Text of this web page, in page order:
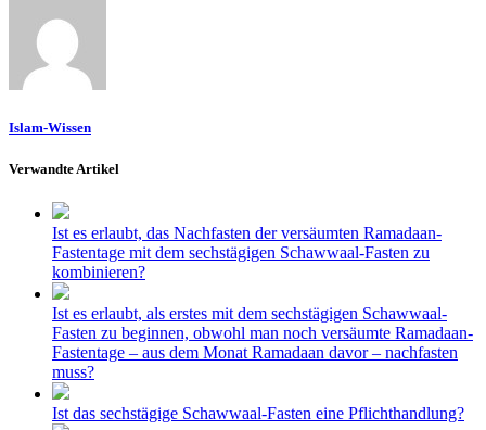
Islam-Wissen
Verwandte Artikel
Ist es erlaubt, das Nachfasten der versäumten Ramadaan-
Fastentage mit dem sechstägigen Schawwaal-Fasten zu
kombinieren?
Ist es erlaubt, als erstes mit dem sechstägigen Schawwaal-
Fasten zu beginnen, obwohl man noch versäumte Ramadaan-
Fastentage – aus dem Monat Ramadaan davor – nachfasten
muss?
Ist das sechstägige Schawwaal-Fasten eine Pflichthandlung?